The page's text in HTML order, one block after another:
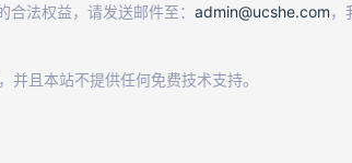
法权益，请发送邮件至： admin@ucshe.com，
且本站不提供任何免费技术支持。